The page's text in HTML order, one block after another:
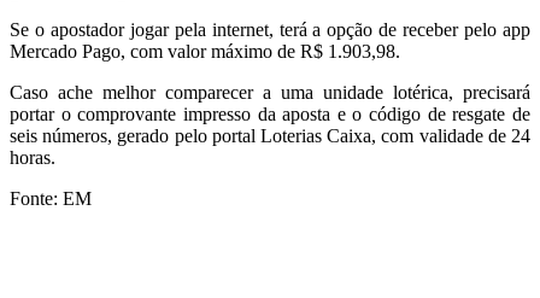
Se o apostador jogar pela internet, terá a opção de receber pelo app
Mercado Pago, com valor máximo de R$ 1.903,98.
Caso ache melhor comparecer a uma unidade lotérica, precisará
portar o comprovante impresso da aposta e o código de resgate de
seis números, gerado pelo portal Loterias Caixa, com validade de 24
horas.
Fonte: EM